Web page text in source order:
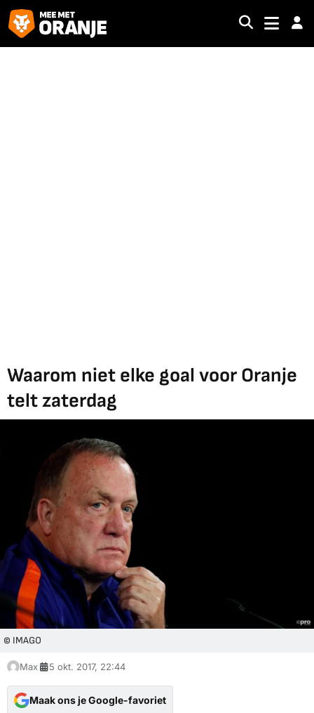
Waarom niet elke goal voor Oranje
telt zaterdag
© IMAGO
Max 5 okt. 2017, 22:44
Maak ons je Google-favoriet